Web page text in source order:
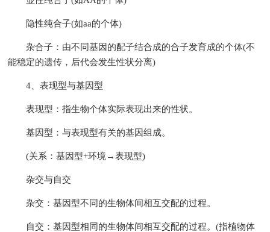
隐性纯合子(如aa的个体)
杂合子：由不同基因的配子结合成的合子发育成的个体(不
能稳定的遗传，后代会发生性状分离)
4、表现型与基因型
表现型：指生物个体实际表现出来的性状。
基因型：与表现型有关的基因组成。
(关系：基因型+环境→表现型)
杂交与自交
杂交：基因型不同的生物体间相互交配的过程。
自交：基因型相同的生物体间相互交配的过程。(指植物体